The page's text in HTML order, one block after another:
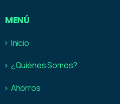
MENÚ
Inicio
¿Quiénes Somos?
Ahorros